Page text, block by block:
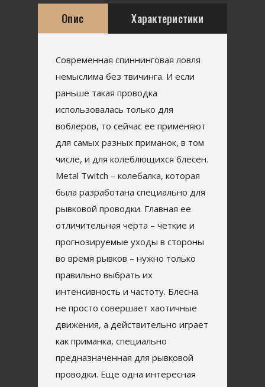
Опис Характеристики
Современная спиннинговая ловля
немыслима без твичинга. И если
раньше такая проводка
использовалась только для
воблеров, то сейчас ее применяют
для самых разных приманок, в том
числе, и для колеблющихся блесен.
Metal Twitch – колебалка, которая
была разработана специально для
рывковой проводки. Главная ее
отличительная черта – четкие и
прогнозируемые уходы в стороны
во время рывков – нужно только
правильно выбрать их
интенсивность и частоту. Блесна
не просто совершает хаотичные
движения, а действительно играет
как приманка, специально
предназначенная для рывковой
проводки. Еще одна интересная